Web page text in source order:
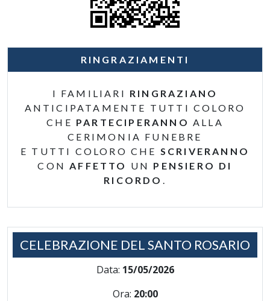
RINGRAZIAMENTI
I FAMILIARI RINGRAZIANO
ANTICIPATAMENTE TUTTI COLORO
CHE PARTECIPERANNO ALLA
CERIMONIA FUNEBRE
E TUTTI COLORO CHE SCRIVERANNO
CONAFFETTO UN PENSIERO DI
RICORDO .
CELEBRAZIONE DEL SANTO ROSARIO
Data: 15/05/2026
Ora: 20:00